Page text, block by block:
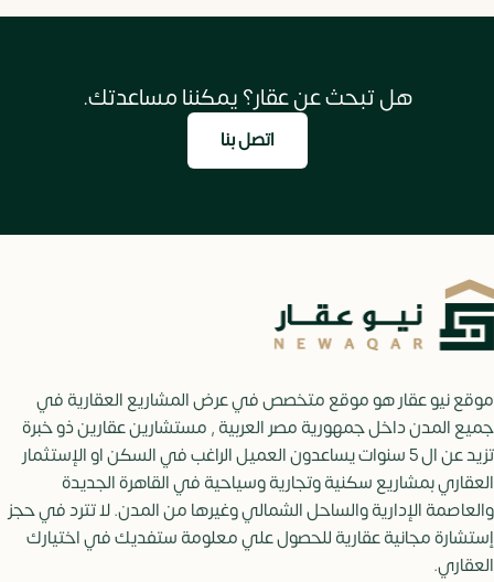
هل تبحث عن عقار؟ يمكننا مساعدتك.
اتصل بنا
موقع نيو عقار هو موقع متخصص في عرض المشاريع العقارية في
جميع المدن داخل جمهورية مصر العربية , مستشارين عقارين ذو خبرة
تزيد عن ال 5 سنوات يساعدون العميل الراغب في السكن او الإستثمار
العقاري بمشاريع سكنية وتجارية وسياحية في القاهرة الجديدة
والعاصمة الإدارية والساحل الشمالي وغيرها من المدن. لا تترد في حجز
إستشارة مجانية عقارية للحصول علي معلومة ستفديك في اختيارك
العقاري.